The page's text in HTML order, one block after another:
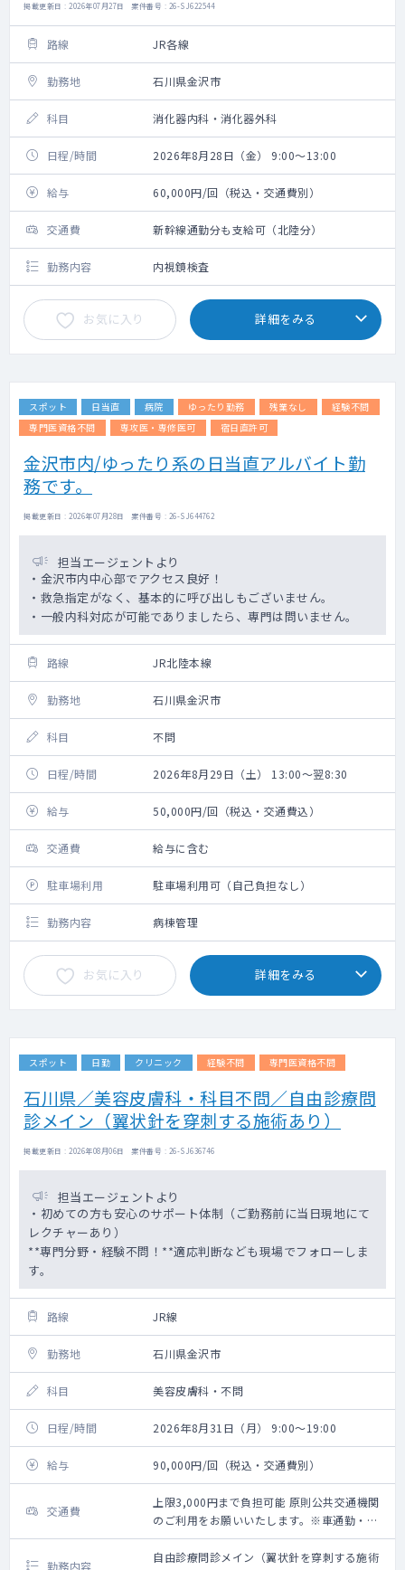
掲載更新日 : 2026年07月27日 案件番号 : 26-SJ622544
路線 JR各線
勤務地 石川県金沢市
科目 消化器内科・消化器外科
日程/時間 2026年8月28日（金） 9:00～13:00
給与 60,000円/回（税込・交通費別）
交通費 新幹線通勤分も支給可（北陸分）
勤務内容 内視鏡検査
お気に入り 詳細をみる
スポット 日当直 病院 ゆったり勤務 残業なし
経験不問
専門医資格不問
専攻医・専修医可 宿日直許可
金沢市内/ゆったり系の日当直アルバイト勤
務です。
掲載更新日 : 2026年07月28日 案件番号 : 26-SJ644762
担当エージェントより
・金沢市内中心部でアクセス良好！
・救急指定がなく、基本的に呼び出しもございません。
・一般内科対応が可能でありましたら、専門は問いません。
路線 JR北陸本線
勤務地 石川県金沢市
科目 不問
日程/時間 2026年8月29日（土） 13:00～翌8:30
給与 50,000円/回（税込・交通費込）
交通費 給与に含む
駐車場利用 駐車場利用可（自己負担なし）
勤務内容 病棟管理
お気に入り 詳細をみる
スポット 日勤 クリニック 経験不問 専門医資格不問
石川県／美容皮膚科・科目不問／自由診療問
診メイン（翼状針を穿刺する施術あり）
掲載更新日 : 2026年08月06日 案件番号 : 26-SJ636746
担当エージェントより
・初めての方も安心のサポート体制（ご勤務前に当日現地にて
レクチャーあり）
**専門分野・経験不問！**適応判断なども現場でフォローしま
す。
路線 JR線
勤務地 石川県金沢市
科目 美容皮膚科・不問
日程/時間 2026年8月31日（月） 9:00～19:00
給与 90,000円/回（税込・交通費別）
交通費
上限3,000円まで負担可能 原則公共交通機関
のご利用をお願いいたします。※車通勤・タ
クシー利用要相談
勤務内容
自由診療問診メイン（翼状針を穿刺する施術